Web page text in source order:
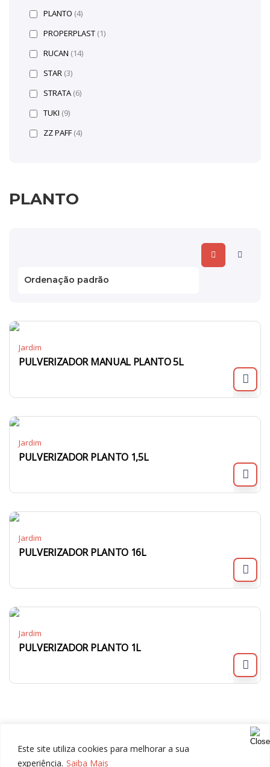
Este site utiliza cookies para melhorar a sua
experiência. Saiba Mais
PLANTO
Jardim
PULVERIZADOR MANUAL PLANTO 5L
Jardim
PULVERIZADOR PLANTO 1,5L
Jardim
PULVERIZADOR PLANTO 16L
Jardim
PULVERIZADOR PLANTO 1L
PLANTO (4)
PROPERPLAST (1)
RUCAN (14)
STAR (3)
STRATA (6)
TUKI (9)
ZZ PAFF (4)